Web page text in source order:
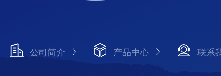
公司简介 产品中心 联系